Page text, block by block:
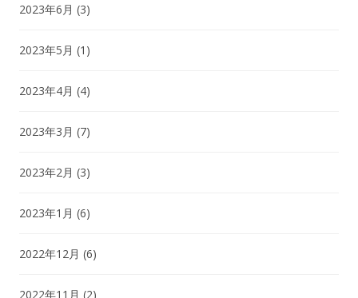
2023年6月 (3)
2023年5月 (1)
2023年4月 (4)
2023年3月 (7)
2023年2月 (3)
2023年1月 (6)
2022年12月 (6)
2022年11月 (2)